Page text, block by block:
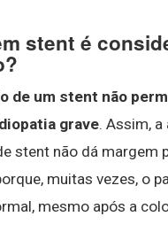
stent é
de um stent não
grave. Assim,
stent não dá margem
muitas vezes, o
mesmo após a